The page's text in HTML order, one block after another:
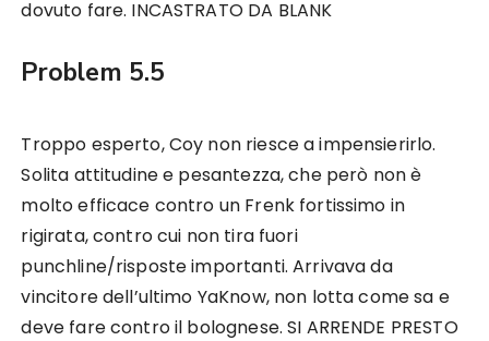
dovuto fare. INCASTRATO DA BLANK
Problem 5.5
Troppo esperto, Coy non riesce a impensierirlo.
Solita attitudine e pesantezza, che però non è
molto efficace contro un Frenk fortissimo in
rigirata, contro cui non tira fuori
punchline/risposte importanti. Arrivava da
vincitore dell’ultimo YaKnow, non lotta come sa e
deve fare contro il bolognese. SI ARRENDE PRESTO